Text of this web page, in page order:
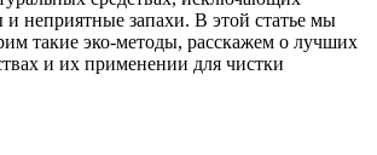
неприятные запахи. В этой статье мы
такие эко-методы, расскажем о лучших
и их применении для чистки